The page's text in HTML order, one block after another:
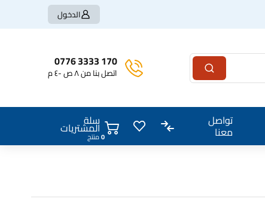
الدخول
170 3333 0776
اتصل بنا من ٨ ص -٤ م
تواصل
معنا
سلة
المشتريات
منتج